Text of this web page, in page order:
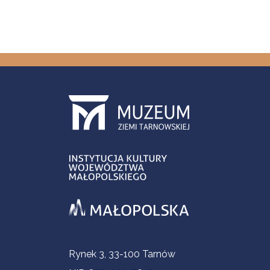
Informacje kontaktowe
Rynek 3, 33-100 Tarnów